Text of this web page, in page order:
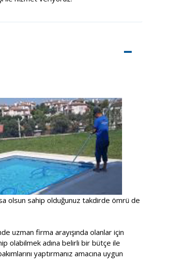
–
olsun sahip olduğunuz takdirde ömrü de
uzman firma arayışında olanlar için
olabilmek adına belirli bir bütçe ile
yaptırmanız amacına uygun